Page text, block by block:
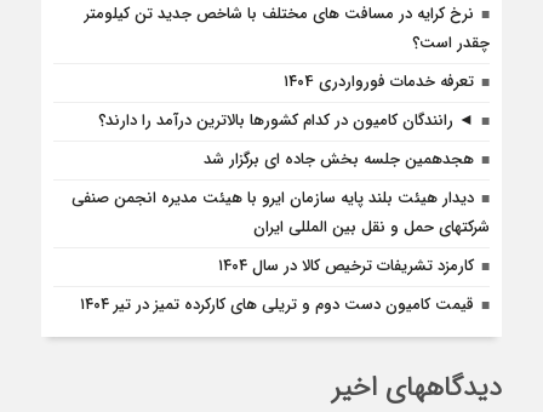
نرخ کرایه در مسافت‌ های مختلف با شاخص جدید تن کیلومتر
چقدر است؟
تعرفه خدمات فورواردری ۱۴۰4
◄ رانندگان کامیون در کدام کشورها بالاترین درآمد را دارند؟
هجدهمین جلسه بخش جاده ای برگزار شد
دیدار هیئت بلند پایه سازمان ایرو با هیئت مدیره انجمن صنفی
شرکتهای حمل و نقل بین المللی ایران
کارمزد تشریفات ترخیص کالا در سال ۱۴۰۴
قیمت کامیون دست دوم و تریلی‌ های کارکرده تمیز در تیر ۱۴۰۴
دیدگاههای اخیر